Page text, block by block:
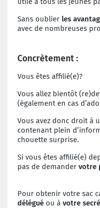
Sans oublier les
avec de nombreuses
Concrètement :
Vous êtes affilié(e)?
Vous allez bientôt
(également en cas
Vous avez donc droit à
contenant plein
chouette surprise.
Si vous êtes affilié(e)
pas de demander votre
Pour obtenir votre sac
délégué ou à votre